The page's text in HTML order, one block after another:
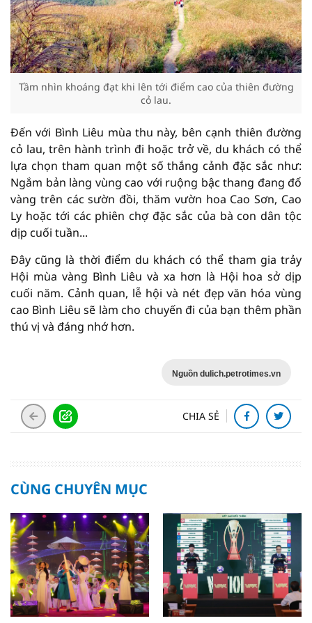
Tầm nhìn khoáng đạt khi lên tới điểm cao của thiên đường
cỏ lau.
Đến với Bình Liêu mùa thu này, bên cạnh thiên đường
cỏ lau, trên hành trình đi hoặc trở về, du khách có thể
lựa chọn tham quan một số thắng cảnh đặc sắc như:
Ngắm bản làng vùng cao với ruộng bậc thang đang đổ
vàng trên các sườn đồi, thăm vườn hoa Cao Sơn, Cao
Ly hoặc tới các phiên chợ đặc sắc của bà con dân tộc
dịp cuối tuần...
Đây cũng là thời điểm du khách có thể tham gia trảy
Hội mùa vàng Bình Liêu và xa hơn là Hội hoa sở dịp
cuối năm. Cảnh quan, lễ hội và nét đẹp văn hóa vùng
cao Bình Liêu sẽ làm cho chuyến đi của bạn thêm phần
thú vị và đáng nhớ hơn.
Nguồn dulich.petrotimes.vn
CHIA SẺ
CÙNG CHUYÊN MỤC